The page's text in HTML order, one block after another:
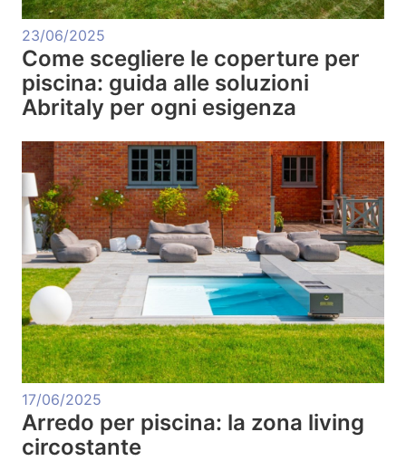
23/06/2025
Come scegliere le coperture per
piscina: guida alle soluzioni
Abritaly per ogni esigenza
17/06/2025
Arredo per piscina: la zona living
circostante